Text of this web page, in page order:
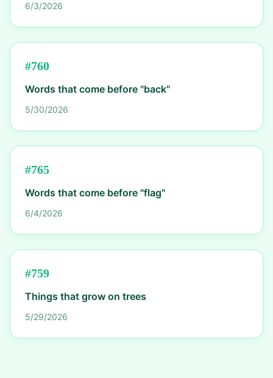
6/3/2026
#760
Words that come before "back"
5/30/2026
#765
Words that come before "flag"
6/4/2026
#759
Things that grow on trees
5/29/2026